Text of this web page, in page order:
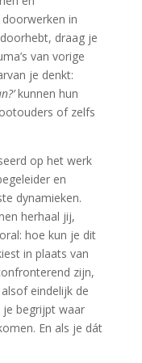
in
draag je
van vorige
je denkt:
kunnen hun
of zelfs
op het werk
en
dynamieken.
herhaal jij,
hoe kun je dit
in plaats van
zijn,
eindelijk de
je begrijpt waar
En als je dát